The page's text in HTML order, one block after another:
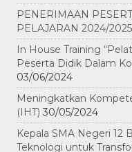
PENERIMAAN
PELAJARAN 2024/2025
In House Training
Peserta Didik Dalam
03/06/2024
Meningkatkan
(IHT) 30/05/2024
Kepala SMA Negeri 12
Teknologi untuk